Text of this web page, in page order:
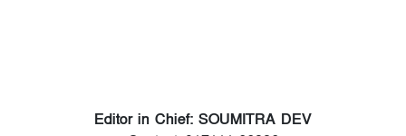
Editor in Chief: SOUMITRA DEV